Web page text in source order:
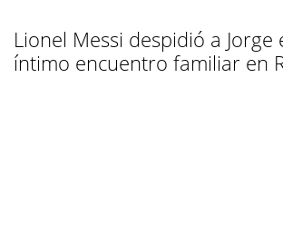
Lionel Messi despidió a Jorge
íntimo encuentro familiar en